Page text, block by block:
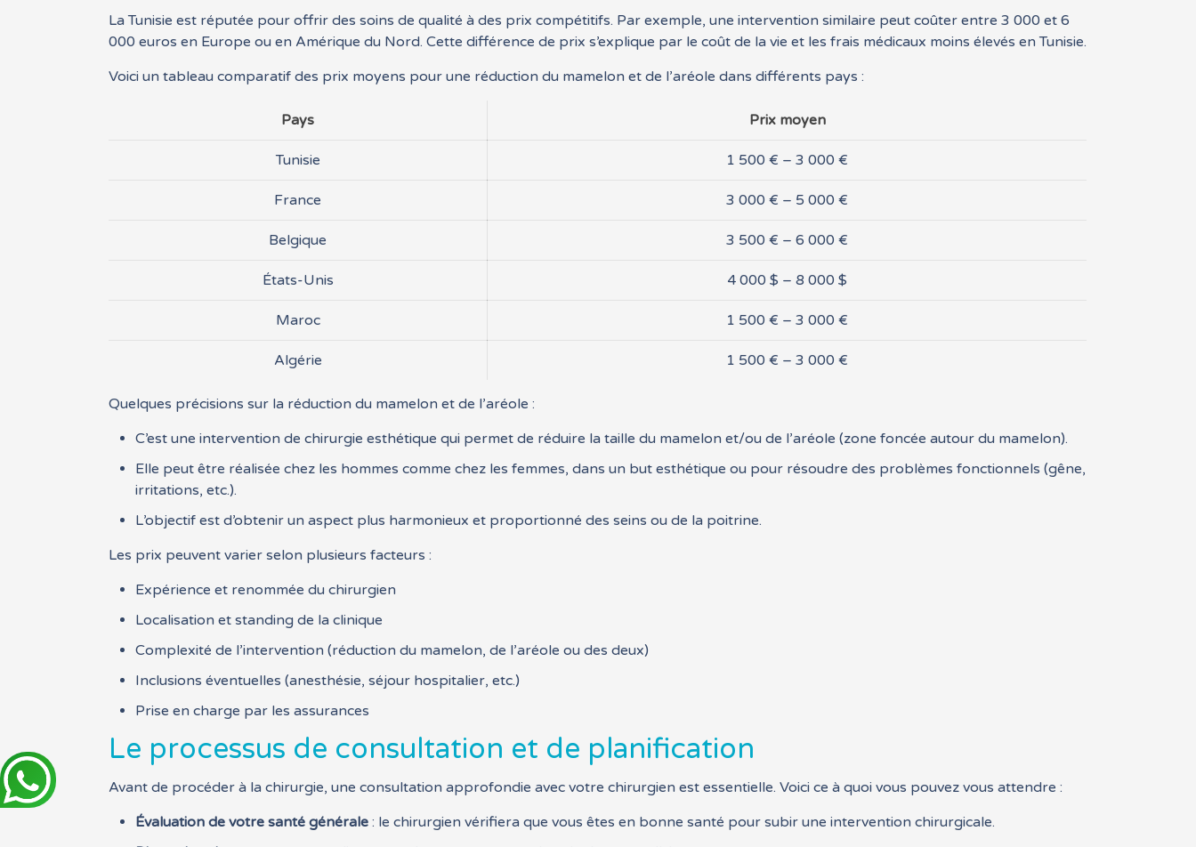
La Tunisie est réputée pour offrir des soins de qualité à des prix compétitifs. Par exemple, une intervention similaire peut coûter entre 3 000 et 6
000 euros en Europe ou en Amérique du Nord. Cette différence de prix s’explique par le coût de la vie et les frais médicaux moins élevés en Tunisie.
Voici un tableau comparatif des prix moyens pour une réduction du mamelon et de l’aréole dans différents pays :
Pays Prix moyen
Tunisie 1 500 € – 3 000 €
France 3 000 € – 5 000 €
Belgique 3 500 € – 6 000 €
États-Unis 4 000 $ – 8 000 $
Maroc 1 500 € – 3 000 €
Algérie 1 500 € – 3 000 €
Quelques précisions sur la réduction du mamelon et de l’aréole :
C’est une intervention de chirurgie esthétique qui permet de réduire la taille du mamelon et/ou de l’aréole (zone foncée autour du mamelon).
Elle peut être réalisée chez les hommes comme chez les femmes, dans un but esthétique ou pour résoudre des problèmes fonctionnels (gêne,
irritations, etc.).
L’objectif est d’obtenir un aspect plus harmonieux et proportionné des seins ou de la poitrine.
Les prix peuvent varier selon plusieurs facteurs :
Expérience et renommée du chirurgien
Localisation et standing de la clinique
Complexité de l’intervention (réduction du mamelon, de l’aréole ou des deux)
Inclusions éventuelles (anesthésie, séjour hospitalier, etc.)
Prise en charge par les assurances
Le processus de consultation et de planification
Avant de procéder à la chirurgie, une consultation approfondie avec votre chirurgien est essentielle. Voici ce à quoi vous pouvez vous attendre :
Évaluation de votre santé générale : le chirurgien vérifiera que vous êtes en bonne santé pour subir une intervention chirurgicale.